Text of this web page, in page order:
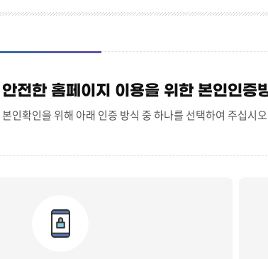
안전한 홈페이지 이용을 위한 본인인증
본인확인을 위해 아래 인증 방식 중 하나를 선택하여 주십시